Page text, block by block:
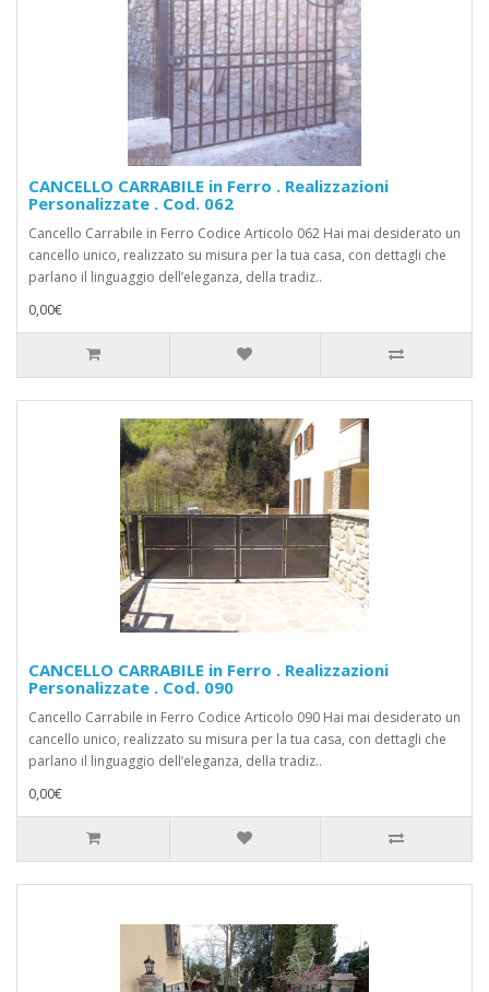
CANCELLO CARRABILE in Ferro . Realizzazioni
Personalizzate . Cod. 062
Cancello Carrabile in Ferro Codice Articolo 062 Hai mai desiderato un
cancello unico, realizzato su misura per la tua casa, con dettagli che
parlano il linguaggio dell’eleganza, della tradiz..
0,00€
CANCELLO CARRABILE in Ferro . Realizzazioni
Personalizzate . Cod. 090
Cancello Carrabile in Ferro Codice Articolo 090 Hai mai desiderato un
cancello unico, realizzato su misura per la tua casa, con dettagli che
parlano il linguaggio dell’eleganza, della tradiz..
0,00€